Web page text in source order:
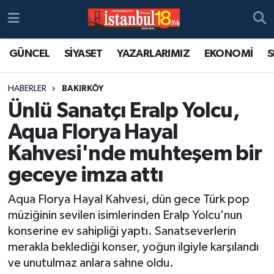
GÜNCEL SİYASET YAZARLARIMIZ EKONOMİ
HABERLER BAKIRKÖY
Ünlü Sanatçı Eralp Yolcu,
Aqua Florya Hayal
Kahvesi'nde muhteşem bir
geceye imza attı
Aqua Florya Hayal Kahvesi, dün gece Türk pop
müziğinin sevilen isimlerinden Eralp Yolcu'nun
konserine ev sahipliği yaptı. Sanatseverlerin
merakla beklediği konser, yoğun ilgiyle karşılandı
ve unutulmaz anlara sahne oldu.